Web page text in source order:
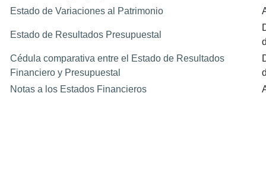
Estado de Variaciones al Patrimonio
Estado de Resultados Presupuestal
Cédula comparativa entre el Estado de Resultados
Financiero y Presupuestal
Notas a los Estados Financieros